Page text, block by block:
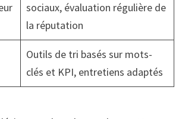
sociaux, évaluation régulière de
la réputation
Outils de tri basés sur mots-
clés et KPI, entretiens adaptés